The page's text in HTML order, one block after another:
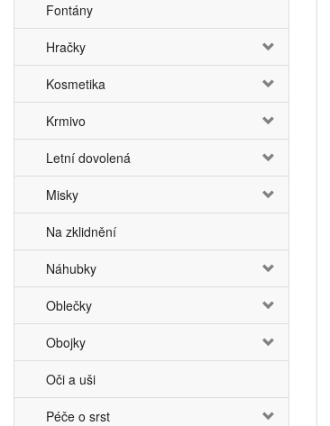
Fontány
Hračky
Kosmetika
Krmivo
Letní dovolená
Misky
Na zklidnění
Náhubky
Oblečky
Obojky
Oči a uši
Péče o srst